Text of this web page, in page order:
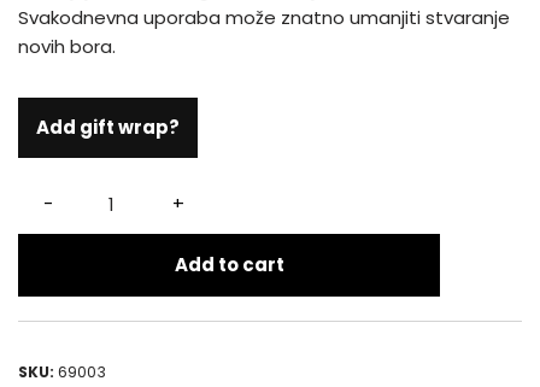
Svakodnevna uporaba može znatno umanjiti stvaranje
novih bora.
Add gift wrap?
- +
Add to cart
SKU: 69003